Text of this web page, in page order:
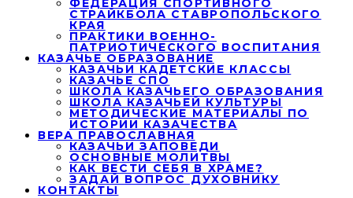
СТРАЙКБОЛА СТАВРОПОЛЬСКОГО
КРАЯ
ПРАКТИКИ ВОЕННО-
ПАТРИОТИЧЕСКОГО ВОСПИТАНИЯ
КАЗАЧЬЕ ОБРАЗОВАНИЕ
КАЗАЧЬИ КАДЕТСКИЕ КЛАССЫ
КАЗАЧЬЕ СПО
ШКОЛА КАЗАЧЬЕГО ОБРАЗОВАНИЯ
ШКОЛА КАЗАЧЬЕЙ КУЛЬТУРЫ
МЕТОДИЧЕСКИЕ МАТЕРИАЛЫ ПО
ИСТОРИИ КАЗАЧЕСТВА
ВЕРА ПРАВОСЛАВНАЯ
КАЗАЧЬИ ЗАПОВЕДИ
ОСНОВНЫЕ МОЛИТВЫ
КАК ВЕСТИ СЕБЯ В ХРАМЕ?
ЗАДАЙ ВОПРОС ДУХОВНИКУ
КОНТАКТЫ